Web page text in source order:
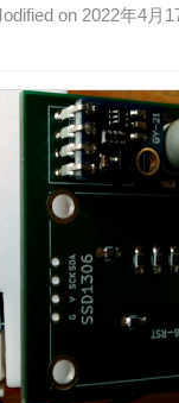
on 2022年4月